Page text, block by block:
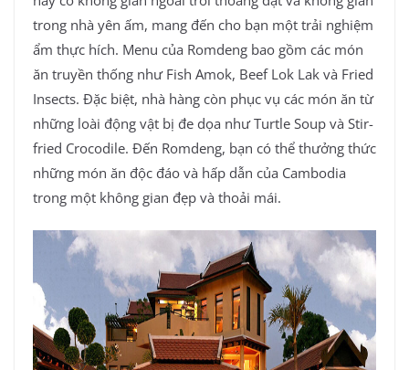
trong nhà yên ấm, mang đến cho bạn một trải nghiệm
ẩm thực hích. Menu của Romdeng bao gồm các món
ăn truyền thống như Fish Amok, Beef Lok Lak và Fried
Insects. Đặc biệt, nhà hàng còn phục vụ các món ăn từ
những loài động vật bị đe dọa như Turtle Soup và Stir-
fried Crocodile. Đến Romdeng, bạn có thể thưởng thức
những món ăn độc đáo và hấp dẫn của Cambodia
trong một không gian đẹp và thoải mái.